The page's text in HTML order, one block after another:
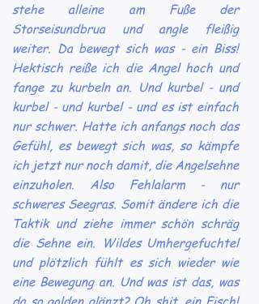
stehe alleine am Fuße der
Storseisundbrua und angle fleißig
weiter. Da bewegt sich was - ein Biss!
Hektisch reiße ich die Angel hoch und
fange zu kurbeln an. Und kurbel - und
kurbel - und kurbel - und es ist einfach
nur schwer. Hatte ich anfangs noch das
Gefühl, es bewegt sich was, so kämpfe
ich jetzt nur noch damit, die Angelsehne
einzuholen. Also Fehlalarm - nur
schweres Seegras. Somit ändere ich die
Taktik und ziehe immer schön schräg
die Sehne ein. Wildes Umhergefuchtel
und plötzlich fühlt es sich wieder wie
eine Bewegung an. Und was ist das, was
da so golden glänzt? Oh shit, ein Fisch!